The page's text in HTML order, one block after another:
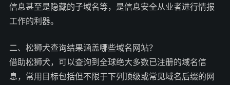
信息甚至是隐藏的子域名等，是信息安全从业者进行情报
工作的利器。
二、松狮犬查询结果涵盖哪些域名网站？
借助松狮犬，可以查询到全球绝大多数已注册的域名信
息，常用目标包括但不限于下列顶级或常见域名后缀的网